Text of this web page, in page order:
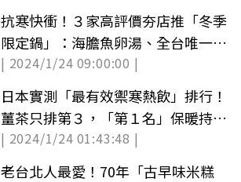
抗寒快衝！３家高評價夯店推「冬季
限定鍋」：海膽魚卵湯、全台唯一藥
膳咖哩
| 2024/1/24 09:00:00 |
日本實測「最有效禦寒熱飲」排行！
薑茶只排第３，「第１名」保暖持續
１小時
| 2024/1/24 01:43:48 |
老台北人最愛！70年「古早味米糕